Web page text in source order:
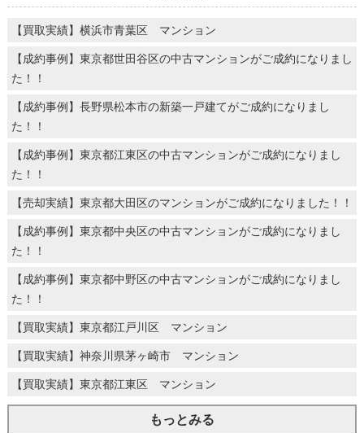
【買取実績】横浜市青葉区 マンション
【成約事例】東京都世田谷区の中古マンションがご成約になりまし
た！！
【成約事例】長野県松本市の新築一戸建てがご成約になりまし
た！！
【成約事例】東京都江東区の中古マンションがご成約になりまし
た！！
【売却実績】東京都大田区のマンションがご成約になりました！！
【成約事例】東京都中央区の中古マンションがご成約になりまし
た！！
【成約事例】東京都中野区の中古マンションがご成約になりまし
た！！
【買取実績】東京都江戸川区 マンション
【買取実績】神奈川県茅ヶ崎市 マンション
【買取実績】東京都江東区 マンション
もっとみる